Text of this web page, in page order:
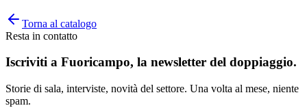
Torna al catalogo
Resta in contatto
Iscriviti a Fuoricampo, la newsletter del doppiaggio.
Storie di sala, interviste, novità del settore. Una volta al mese, niente
spam.